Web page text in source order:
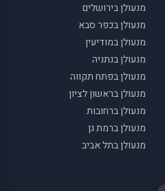
מנעולן בירושלים
מנעולן בכפר סבא
מנעולן במודיעין
מנעולן בנתניה
מנעולן בפתח תקווה
מנעולן בראשון לציון
מנעולן ברחובות
מנעולן ברמת גן
מנעולן בתל אביב